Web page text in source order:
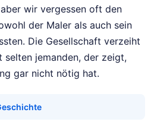
wir vergessen oft den
der Maler als auch sein
Die Gesellschaft verzeiht
selten jemanden, der zeigt,
gar nicht nötig hat.